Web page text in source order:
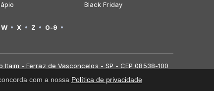
Black Friday
W X Z 0-9
- Ferraz de Vasconcelos - SP - CEP 08538-100
com a nossa Política de privacidade